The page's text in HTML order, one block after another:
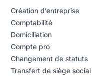
Création d’entreprise
Comptabilité
Domiciliation
Compte pro
Changement de statuts
Transfert de siège social